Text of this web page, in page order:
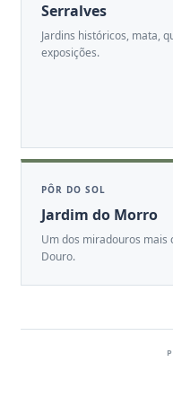
Serralves
Jardins históricos, mata,
exposições.
PÔR DO SOL
Jardim do Morro
Um dos miradouros mais
Douro.